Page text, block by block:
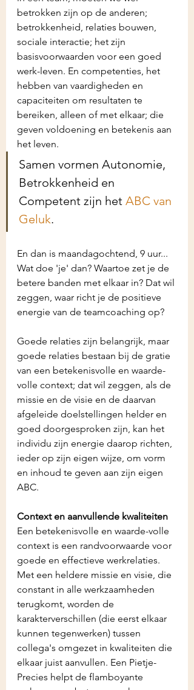
betrokken zijn op de anderen;
betrokkenheid, relaties bouwen,
sociale interactie; het zijn
basisvoorwaarden voor een goed
werk-leven. En competenties, het
hebben van vaardigheden en
capaciteiten om resultaten te
bereiken, alleen of met elkaar; die
geven voldoening en betekenis aan
het leven.
Samen vormen Autonomie,
Betrokkenheid en
Competent zijn het ABC van
Geluk.
En dan is maandagochtend, 9 uur...
Wat doe 'je' dan? Waartoe zet je de
betere banden met elkaar in? Dat wil
zeggen, waar richt je de positieve
energie van de teamcoaching op?
Goede relaties zijn belangrijk, maar
goede relaties bestaan bij de gratie
van een betekenisvolle en waarde-
volle context; dat wil zeggen, als de
missie en de visie en de daarvan
afgeleide doelstellingen helder en
goed doorgesproken zijn, kan het
individu zijn energie daarop richten,
ieder op zijn eigen wijze, om vorm
en inhoud te geven aan zijn eigen
ABC.
Context en aanvullende kwaliteiten
Een betekenisvolle en waarde-volle
context is een randvoorwaarde voor
goede en effectieve werkrelaties.
Met een heldere missie en visie, die
constant in alle werkzaamheden
terugkomt, worden de
karakterverschillen (die eerst elkaar
kunnen tegenwerken) tussen
collega's omgezet in kwaliteiten die
elkaar juist aanvullen. Een Pietje-
Precies helpt de flamboyante